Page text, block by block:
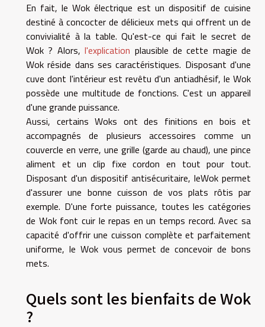
En fait, le Wok électrique est un dispositif de cuisine
destiné à concocter de délicieux mets qui offrent un de
convivialité à la table. Qu'est-ce qui fait le secret de
Wok ? Alors,l'explication plausible de cette magie de
Wok réside dans ses caractéristiques. Disposant d'une
cuve dont l'intérieur est revêtu d'un antiadhésif, le Wok
possède une multitude de fonctions. C'est un appareil
d'une grande puissance.
Aussi, certains Woks ont des finitions en bois et
accompagnés de plusieurs accessoires comme un
couvercle en verre, une grille (garde au chaud), une pince
aliment et un clip fixe cordon en tout pour tout.
Disposant d'un dispositif antisécuritaire, leWok permet
d'assurer une bonne cuisson de vos plats rôtis par
exemple. D'une forte puissance, toutes les catégories
de Wok font cuir le repas en un temps record. Avec sa
capacité d'offrir une cuisson complète et parfaitement
uniforme, le Wok vous permet de concevoir de bons
mets.
Quels sont les bienfaits de Wok
?